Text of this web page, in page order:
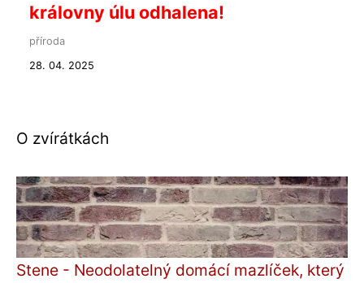
královny úlu odhalena!
příroda
28. 04. 2025
O zvírátkách
Stene - Neodolatelný domácí mazlíček, který